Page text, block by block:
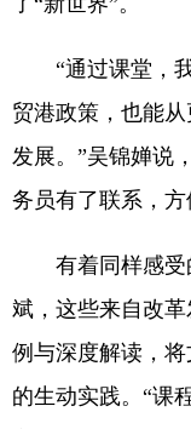
“通过课堂，我
贸港政策，也能
发展。”吴锦婵说
务员有了联系，方
有着同样感受
斌，这些来自改
例与深度解读，
的生动实践。“课